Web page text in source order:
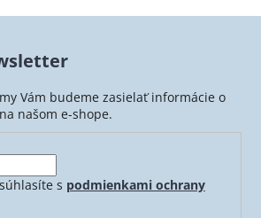
l
d
c
i
e
r
v
Vám budeme zasielať informácie o
našom e-shope.
s podmienkami ochrany